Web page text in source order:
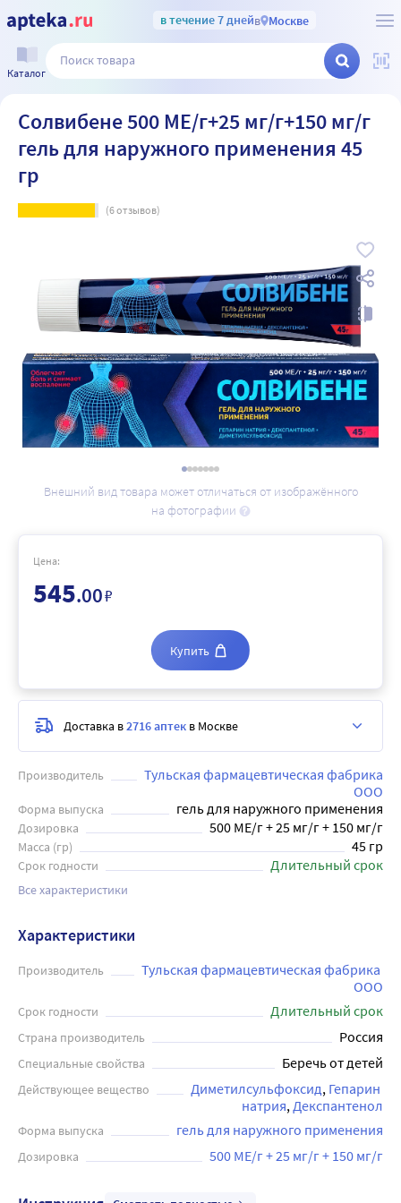
в течение 7 днейв Москве
Каталог
Солвибене 500 МЕ/г+25 мг/г+150 мг/г
гель для наружного применения 45
гр
(6отзывов)
Внешний вид товара может отличаться от изображённого
на фотографии
Производитель
Тульская фармацевтическая фабрика
ООО
Форма выпуска гель для наружного применения
Дозировка 500 МЕ/г + 25 мг/г + 150 мг/г
Масса (гр) 45 гр
Срок годности Длительный срок
Все характеристики
Цена:
545.00₽
Купить
Доставка в2716 аптек в Москве
Характеристики
Производитель
Тульская фармацевтическая фабрика
ООО
Срок годности Длительный срок
Страна производитель Россия
Специальные свойства Беречь от детей
Действующее вещество Диметилсульфоксид Гепарин
натрия Декспантенол
Форма выпуска гель для наружного применения
Дозировка 500 МЕ/г + 25 мг/г + 150 мг/г